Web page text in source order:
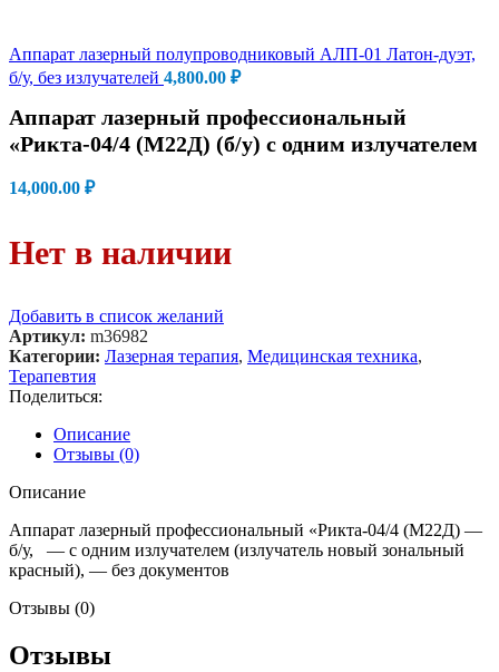
Аппарат лазерный полупроводниковый АЛП-01 Латон-дуэт,
б/у, без излучателей 4,800.00 ₽
Аппарат лазерный профессиональный
«Рикта-04/4 (М22Д) (б/у) с одним излучателем
14,000.00 ₽
Нет в наличии
Добавить в список желаний
Артикул: m36982
Категории: Лазерная терапия, Медицинская техника,
Терапевтия
Поделиться:
Описание
Отзывы (0)
Описание
Аппарат лазерный профессиональный «Рикта-04/4 (М22Д) —
б/у, — с одним излучателем (излучатель новый зональный
красный), — без документов
Отзывы (0)
Отзывы